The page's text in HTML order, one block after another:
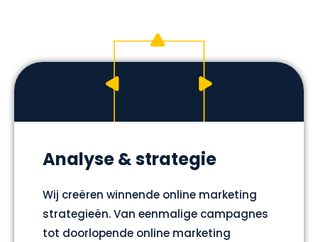
Analyse & strategie
Wij creëren winnende online marketing
strategieën. Van eenmalige campagnes
tot doorlopende online marketing